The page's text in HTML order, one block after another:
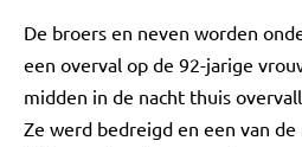
De broers en neven worden
een overval op de 92-jarige
midden in de nacht thuis
Ze werd bedreigd en een van